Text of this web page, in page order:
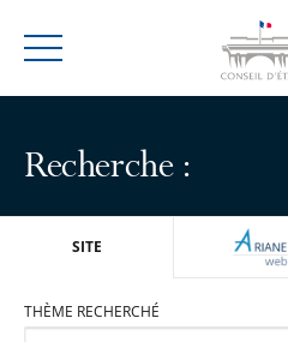
Menu
Recherche :
SITE
THÈME RECHERCHÉ